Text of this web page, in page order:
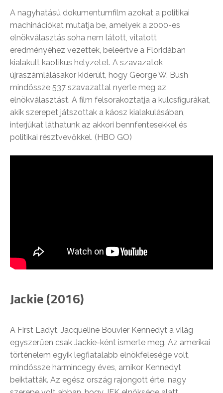
A nagyhatású dokumentumfilm azokat a politikai
machinációkat mutatja be, amelyek a 2000-es
elnökválasztás soha nem látott, vitatott
eredményéhez vezettek, beleértve a Floridában
kialakult kaotikus helyzetet. A szavazatok
újraszámlálásakor kiderült, hogy George W. Bush
mindössze 537 szavazattal nyerte meg az
elnökválasztást. A film felsorakoztatja a kulcsfigurákat,
akik szerepet játszottak a káosz kialakulásában,
interjúkat láthatunk az akkori bennfentesekkel és
politikai résztvevőkkel. (HBO GO)
Jackie (2016)
A First Ladyt, Jacqueline Bouvier Kennedyt a világ
egyszerűen csak Jackie-ként ismerte meg. Az amerikai
történelem egyik legfiatalabb elnökfelesége volt,
mindössze harmincegy éves, amikor Kennedyt
beiktatták. Az egész ország rajongott érte, nagy